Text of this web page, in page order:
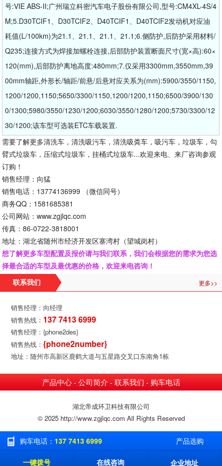
号:VIE ABS-II;广州瑞立科密汽车电子股份有限公司,型号:CM4XL-4S/4
M;5.D30TCIF1、D30TCIF2、D40TCIF1、D40TCIF2发动机对应油
耗值(L/100km)为21.1、21.1、21.1、21.1;6.侧防护,后防护采用材料/
Q235;连接方式为焊接加螺栓连接,后部防护装置断面尺寸(宽×高):60×
120(mm),后部防护离地高度:480mm;7.仅采用3300mm,3550mm,39
00mm轴距,外形长/轴距/前悬/后悬对应关系为(mm):5900/3550/1150,
1200/1200,1150;5650/3300/1150,1200/1200,1150;6500/3900/130
0/1300;5980/3550/1230/1200;6030/3550/1280/1200;5730/3300/12
30/1200;该车型可选装ETC车载装置.
需要了解更多清洗车，清洗吸污车，清洗吸粪车，吸污车，垃圾车，勾
臂式垃圾车，压缩式垃圾车，挂桶式垃圾车...欢迎来电、来厂咨询参观
订购！
销售经理：向猛
销售电话：13774136999 （微信同号）
商务QQ：1581685381
公司网站：www.zgjlqc.com
传真：86-0722-3818001
地址：湖北省随州市经济开发区寨湾村（望城岗村）
想了解更多车型配置及报价请与我们联系，我们会根据您的需求为您选
择最合适的车型及最优惠的价格，欢迎来电咨询！
联系我们 更多>>
销售经理：向经理
销售热线： 137 7413 6999
销售经理：{phone2des}
销售热线：{phone2number}
地址：随州市高新区鹿鹤大道与五星路交叉口东南角1栋
产品中心- 公司简介 - 联系我们 - 购车电话
湖北帝成环卫科技有限公司
© 2025 http://www.zgjlqc.com All Rights Reserved
购车电话： 137 7413 6999 产品选购
一键拨号 在线咨询 企业地址